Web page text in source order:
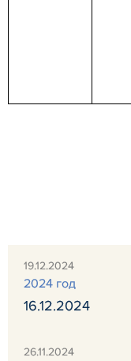
19.12.2024
2024 год
16.12.2024
26.11.2024